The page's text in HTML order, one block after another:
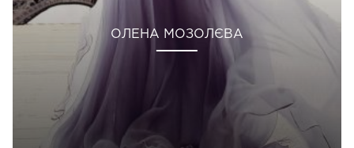
ОЛЕНА МОЗОЛЄВА